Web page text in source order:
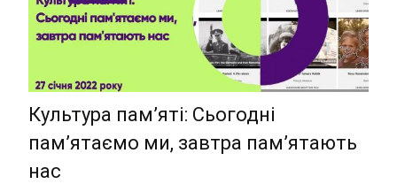
Культура пам’яті: Сьогодні
пам’ятаємо ми, завтра пам’ятають
нас